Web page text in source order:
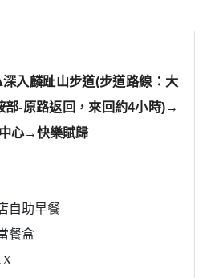
入麟趾山步道(步道路線：大
部-原路返回，來回約4小時)→
心→快樂賦歸
自助早餐
餐盒